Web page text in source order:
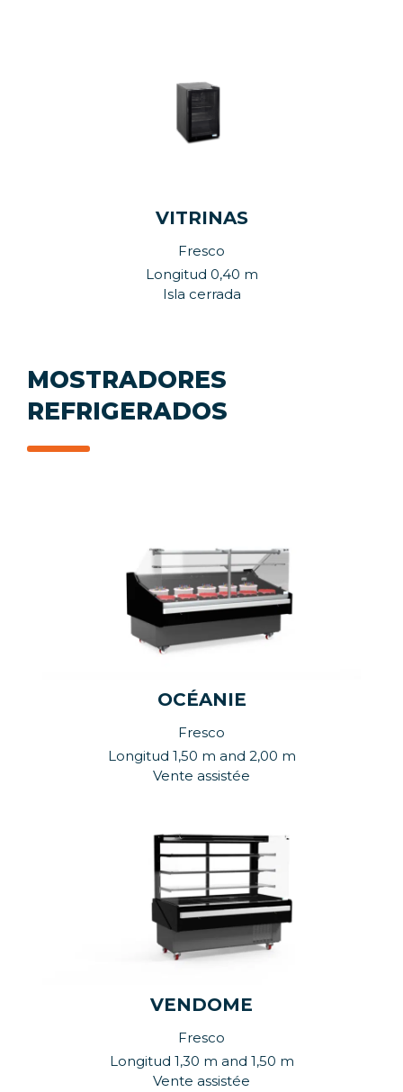
VITRINAS
Fresco
Longitud 0,40 m
Isla cerrada
MOSTRADORES
REFRIGERADOS
OCÉANIE
Fresco
Longitud 1,50 m and 2,00 m
Vente assistée
VENDOME
Fresco
Longitud 1,30 m and 1,50 m
Vente assistée